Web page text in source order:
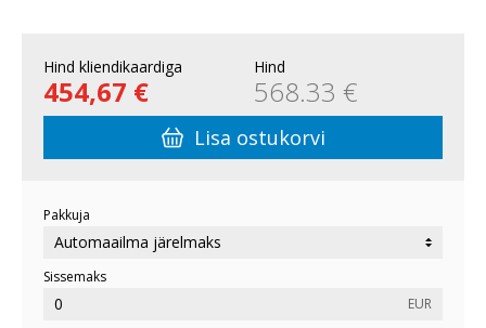
Hind kliendikaardiga
454,67 €
Hind
568.33 €
Lisa ostukorvi
Pakkuja
Sissemaks
EUR